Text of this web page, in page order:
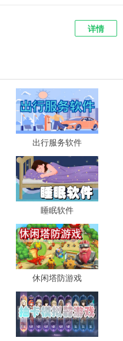
详情
出行服务软件
睡眠软件
休闲塔防游戏